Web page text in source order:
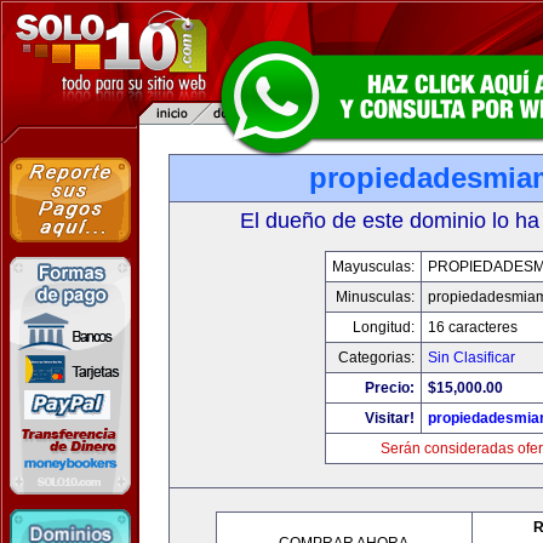
El dueño de este dominio lo
Mayusculas:
Minusculas:
Longitud:
16 caracteres
Categorias:
Sin Clasificar
Precio:
$15,000.00
Visitar!
Serán consideradas